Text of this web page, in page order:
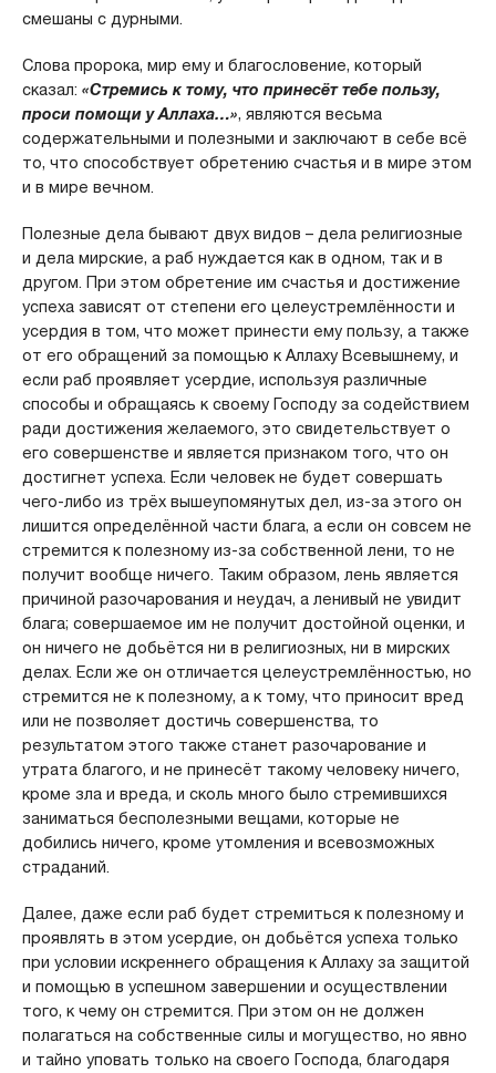
смешаны с дурными.
Слова пророка, мир ему и благословение, который
сказал: «Стремись к тому, что принесёт тебе пользу,
проси помощи у Аллаха…», являются весьма
содержательными и полезными и заключают в себе всё
то, что способствует обретению счастья и в мире этом
и в мире вечном.
Полезные дела бывают двух видов – дела религиозные
и дела мирские, а раб нуждается как в одном, так и в
другом. При этом обретение им счастья и достижение
успеха зависят от степени его целеустремлённости и
усердия в том, что может принести ему пользу, а также
от его обращений за помощью к Аллаху Всевышнему, и
если раб проявляет усердие, используя различные
способы и обращаясь к своему Господу за содействием
ради достижения желаемого, это свидетельствует о
его совершенстве и является признаком того, что он
достигнет успеха. Если человек не будет совершать
чего-либо из трёх вышеупомянутых дел, из-за этого он
лишится определённой части блага, а если он совсем не
стремится к полезному из-за собственной лени, то не
получит вообще ничего. Таким образом, лень является
причиной разочарования и неудач, а ленивый не увидит
блага; совершаемое им не получит достойной оценки, и
он ничего не добьётся ни в религиозных, ни в мирских
делах. Если же он отличается целеустремлённостью, но
стремится не к полезному, а к тому, что приносит вред
или не позволяет достичь совершенства, то
результатом этого также станет разочарование и
утрата благого, и не принесёт такому человеку ничего,
кроме зла и вреда, и сколь много было стремившихся
заниматься бесполезными вещами, которые не
добились ничего, кроме утомления и всевозможных
страданий.
Далее, даже если раб будет стремиться к полезному и
проявлять в этом усердие, он добьётся успеха только
при условии искреннего обращения к Аллаху за защитой
и помощью в успешном завершении и осуществлении
того, к чему он стремится. При этом он не должен
полагаться на собственные силы и могущество, но явно
и тайно уповать только на своего Господа, благодаря